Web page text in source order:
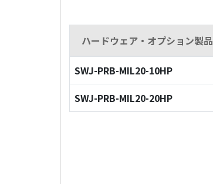
ハードウェア・オプション製品
SWJ-PRB-MIL20-10HP
SWJ-PRB-MIL20-20HP